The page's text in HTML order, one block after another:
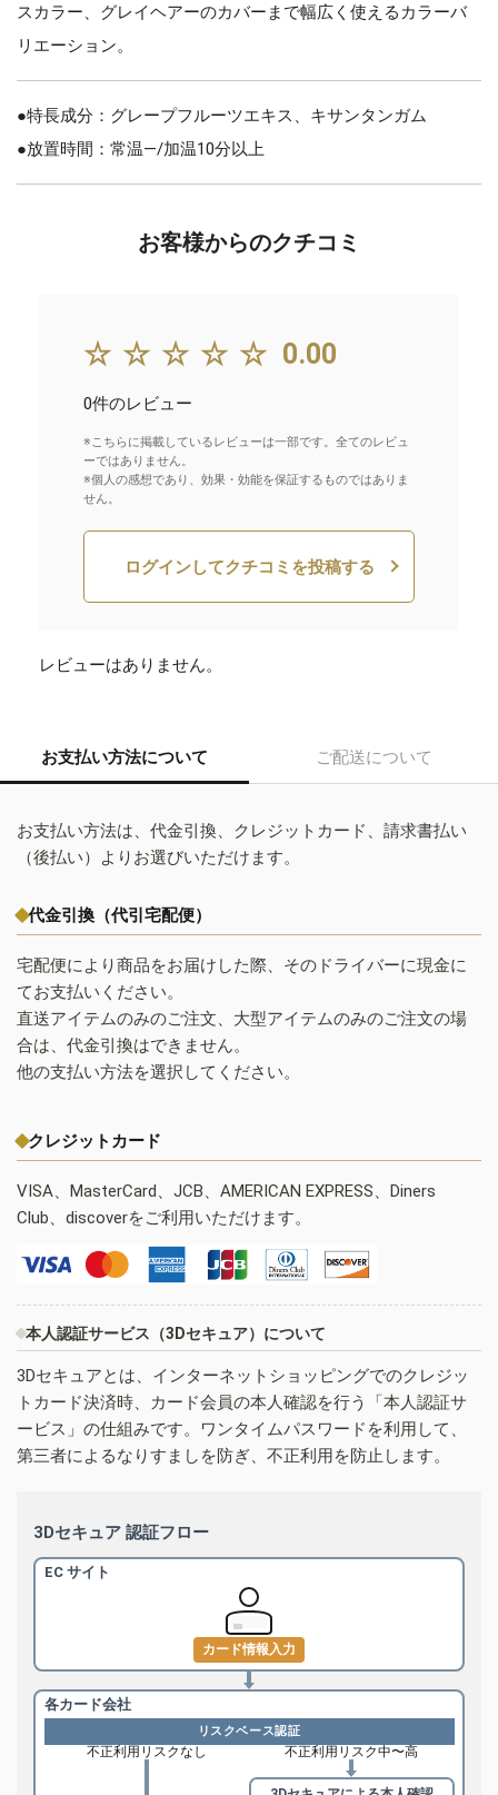
スカラー、グレイヘアーのカバーまで幅広く使えるカラーバ
リエーション。
●特長成分：グレープフルーツエキス、キサンタンガム
●放置時間：常温—/加温10分以上
お客様からのクチコミ
☆☆☆☆☆ 0.00
0件のレビュー
※こちらに掲載しているレビューは一部です。全てのレビュ
ーではありません。
※個人の感想であり、効果・効能を保証するものではありま
せん。
ログインしてクチコミを投稿する
レビューはありません。
お支払い方法について ご配送について
お支払い方法は、代金引換、クレジットカード、請求書払い
（後払い）よりお選びいただけます。
代金引換（代引宅配便）
宅配便により商品をお届けした際、そのドライバーに現金に
てお支払いください。
直送アイテムのみのご注文、大型アイテムのみのご注文の場
合は、代金引換はできません。
他の支払い方法を選択してください。
クレジットカード
VISA、MasterCard、JCB、AMERICAN EXPRESS、Diners
Club、discoverをご利用いただけます。
本人認証サービス（3Dセキュア）について
3Dセキュアとは、インターネットショッピングでのクレジッ
トカード決済時、カード会員の本人確認を行う「本人認証サ
ービス」の仕組みです。ワンタイムパスワードを利用して、
第三者によるなりすましを防ぎ、不正利用を防止します。
3Dセキュア 認証フロー
EC サイト
カード情報入力
各カード会社
リスクベース認証
不正利用リスクなし 不正利用リスク中〜高